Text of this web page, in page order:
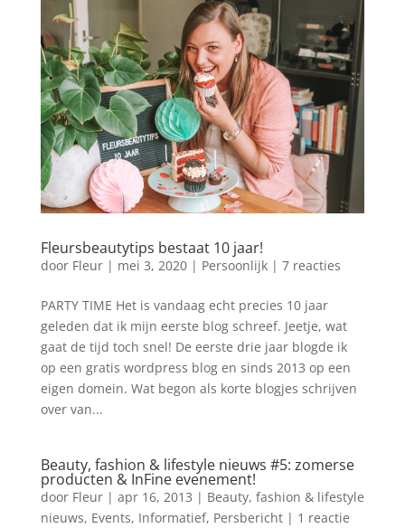
Fleursbeautytips bestaat 10 jaar!
door Fleur| mei 3, 2020| Persoonlijk| 7 reacties
PARTY TIME Het is vandaag echt precies 10 jaar
geleden dat ik mijn eerste blog schreef. Jeetje, wat
gaat de tijd toch snel! De eerste drie jaar blogde ik
op een gratis wordpress blog en sinds 2013 op een
eigen domein. Wat begon als korte blogjes schrijven
over van...
Beauty, fashion & lifestyle nieuws #5: zomerse
producten & InFine evenement!
door Fleur| apr 16, 2013 | Beauty, fashion & lifestyle
nieuws, Events, Informatief, Persbericht| 1 reactie